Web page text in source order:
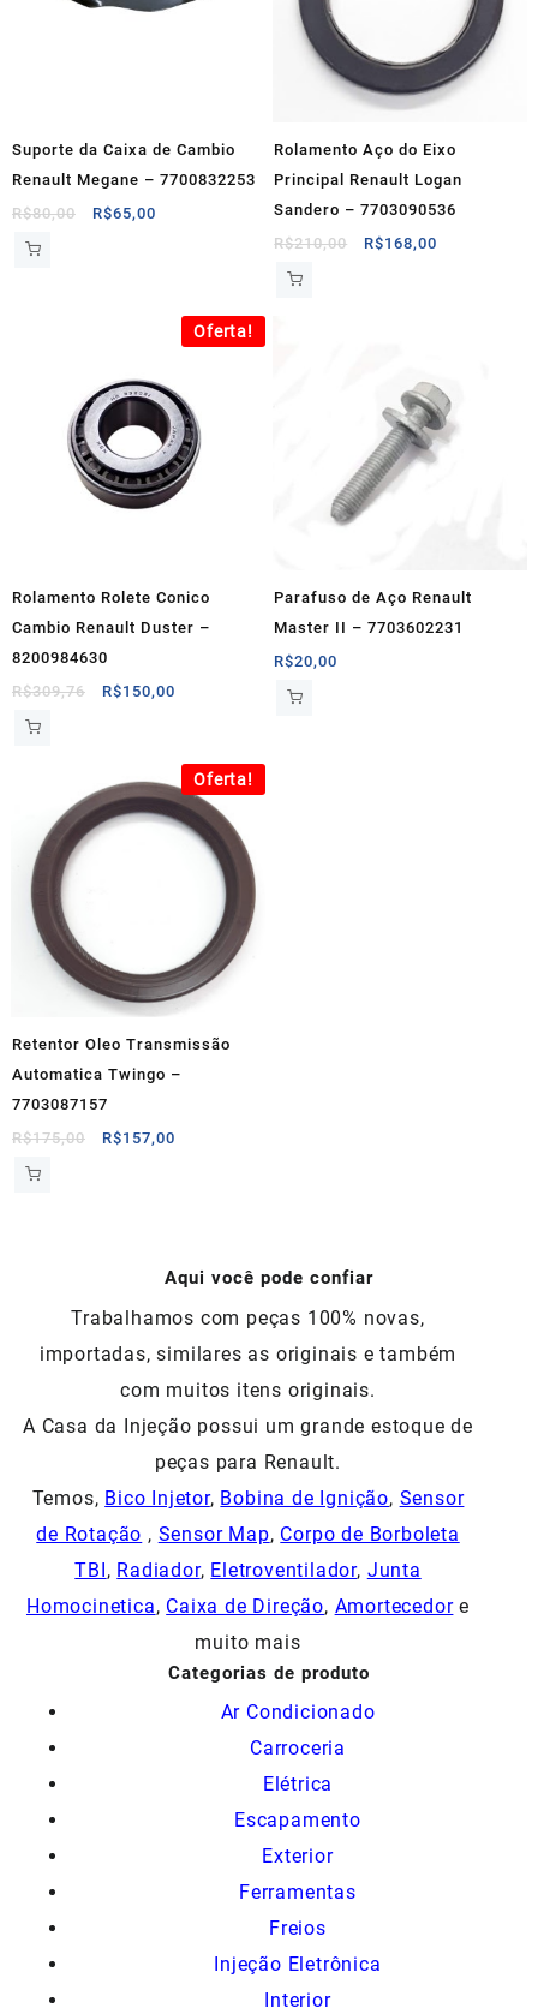
Suporte da Caixa de Cambio
Renault Megane – 7700832253
R$80,00
O
R$65,00
R$65,00.
Rolamento Aço do Eixo
Principal Renault Logan
Sandero – 7703090536
R$210,00
O
R$168,00
Oferta!
Rolamento Rolete Conico
Cambio Renault Duster –
8200984630
R$309,76
O
R$309,76.
R$150,00
é:
R$150,00.
Parafuso de Aço Renault
Master II – 7703602231
R$20,00
Oferta!
Retentor Oleo Transmissão
Automatica Twingo –
7703087157
R$175,00
O
R$157,00
Aqui você pode confiar
Trabalhamos com peças 100% novas,
importadas, similares as originais e também
com muitos itens originais.
A Casa da Injeção possui um grande estoque de
peças para Renault.
Temos, Bico Injetor, Bobina de Ignição, Sensor
de Rotação , Sensor Map, Corpo de Borboleta
TBI, Radiador, Eletroventilador, Junta
Homocinetica, Caixa de Direção, Amortecedore
muito mais
Categorias de produto
Ar Condicionado
Carroceria
Elétrica
Escapamento
Exterior
Ferramentas
Freios
Injeção Eletrônica
Interior